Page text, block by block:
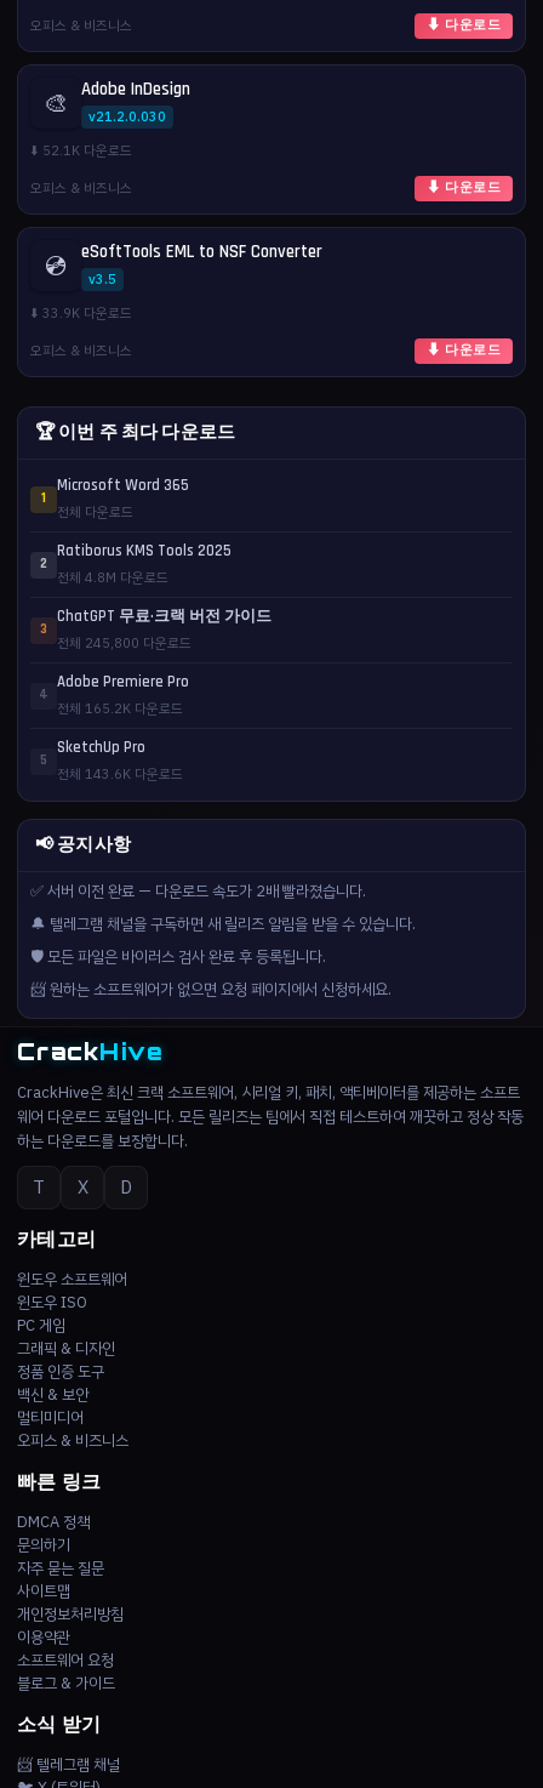
오피스 & 비즈니스
⬇ 다운로드
🎨 Adobe InDesign
v21.2.0.030
⬇️ 52.1K 다운로드
오피스 & 비즈니스
⬇ 다운로드
💿 eSoftTools EML to NSF Converter
v3.5
⬇️ 33.9K 다운로드
오피스 & 비즈니스
⬇ 다운로드
🏆 이번 주 최다 다운로드
1
Microsoft Word 365
전체 다운로드
2
Ratiborus KMS Tools 2025
전체 4.8M 다운로드
3
ChatGPT 무료·크랙 버전 가이드
전체 245,800 다운로드
4
Adobe Premiere Pro
전체 165.2K 다운로드
5
SketchUp Pro
전체 143.6K 다운로드
📢 공지사항
✅ 서버 이전 완료 — 다운로드 속도가 2배 빨라졌습니다.
🔔 텔레그램 채널을 구독하면 새 릴리즈 알림을 받을 수 있습니다.
🛡️ 모든 파일은 바이러스 검사 완료 후 등록됩니다.
📨 원하는 소프트웨어가 없으면 요청 페이지에서 신청하세요.
CrackHive
CrackHive은 최신 크랙 소프트웨어, 시리얼 키, 패치, 액티베이터를 제공하는 소프트
웨어 다운로드 포털입니다. 모든 릴리즈는 팀에서 직접 테스트하여 깨끗하고 정상 작동
하는 다운로드를 보장합니다.
T X D
카테고리
윈도우 소프트웨어
윈도우 ISO
PC 게임
그래픽 & 디자인
정품 인증 도구
백신 & 보안
멀티미디어
오피스 & 비즈니스
빠른 링크
DMCA 정책
문의하기
자주 묻는 질문
사이트맵
개인정보처리방침
이용약관
소프트웨어 요청
블로그 & 가이드
소식 받기
📨 텔레그램 채널